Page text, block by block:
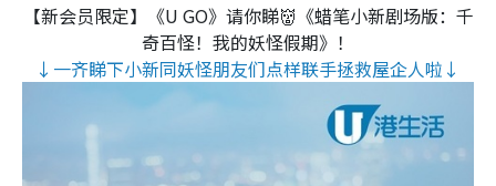
【新会员限定】《U GO》请你睇👹《蜡笔小新剧场版：千
奇百怪！我的妖怪假期》！
↓一齐睇下小新同妖怪朋友们点样联手拯救屋企人啦↓